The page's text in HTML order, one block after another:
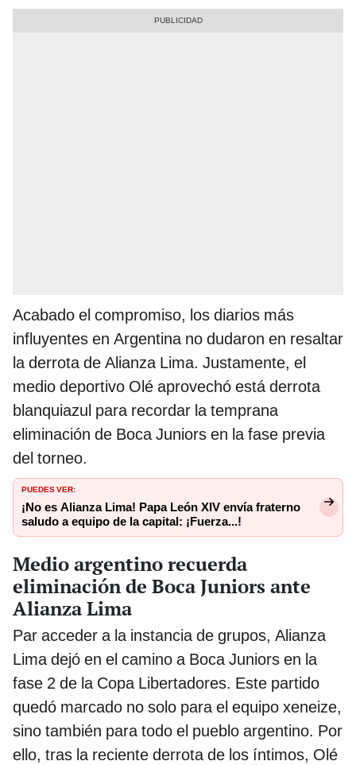
Acabado el compromiso, los diarios más
influyentes en Argentina no dudaron en resaltar
la derrota de Alianza Lima. Justamente, el
medio deportivo Olé aprovechó está derrota
blanquiazul para recordar la temprana
eliminación de Boca Juniors en la fase previa
del torneo.
PUEDES VER:
¡No es Alianza Lima! Papa León XIV envía fraterno
saludo a equipo de la capital: ¡Fuerza...!
Medio argentino recuerda
eliminación de Boca Juniors ante
Alianza Lima
Par acceder a la instancia de grupos, Alianza
Lima dejó en el camino a Boca Juniors en la
fase 2 de la Copa Libertadores. Este partido
quedó marcado no solo para el equipo xeneize,
sino también para todo el pueblo argentino. Por
ello, tras la reciente derrota de los íntimos, Olé